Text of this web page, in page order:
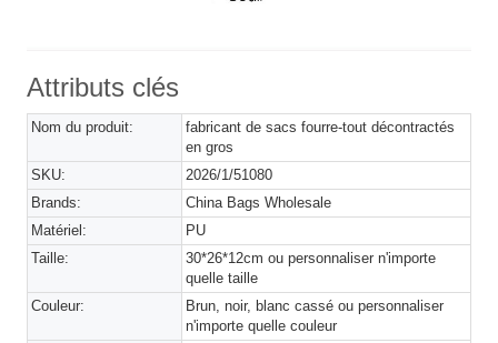
Attributs clés
Nom du produit:
fabricant de sacs fourre-tout décontractés
en gros
SKU:
2026/1/51080
Brands:
China Bags Wholesale
Matériel:
PU
Taille:
30*26*12cm ou personnaliser n'importe
quelle taille
Couleur:
Brun, noir, blanc cassé ou personnaliser
n'importe quelle couleur